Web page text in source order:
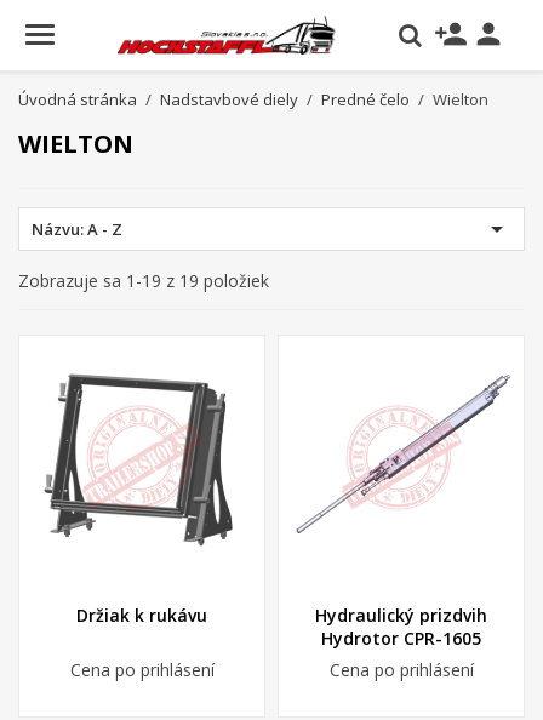
person_add 
Úvodná stránka Nadstavbové diely Predné čelo Wielton
WIELTON
Názvu: A - Z 
Zobrazuje sa 1-19 z 19 položiek
Držiak k rukávu
Cena po prihlásení
Hydraulický prizdvih
Hydrotor CPR-1605
Cena po prihlásení